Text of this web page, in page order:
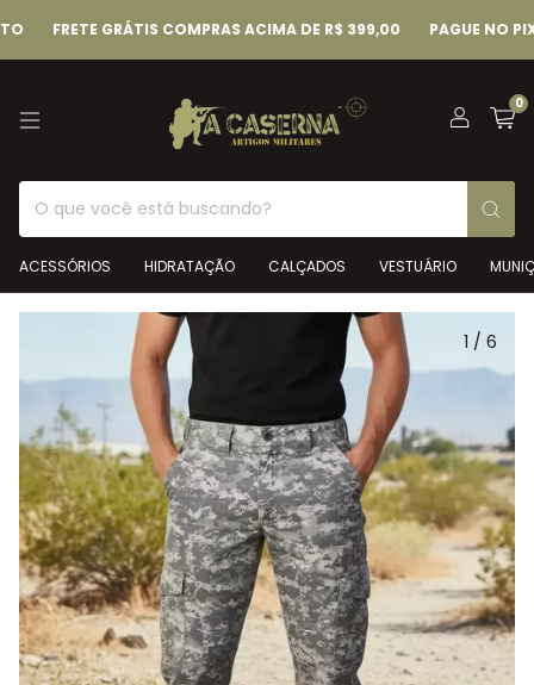
FRETE GRÁTIS COMPRAS ACIMA DE R$ 399,00 PAGUE NO PIX E
0
ACESSÓRIOS HIDRATAÇÃO CALÇADOS VESTUÁRIO
1 / 6